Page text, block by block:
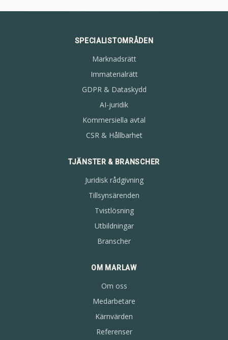
SPECIALISTOMRÅDEN
Marknadsrätt
Immaterialrätt
GDPR & Dataskydd
AI-juridik
Kommersiella avtal
CSR & Hållbarhet
TJÄNSTER & BRANSCHER
Juridisk rådgivning
Tillsynsärenden
Tvistlösning
Utbildningar
Branscher
OM MARLAW
Om oss
Medarbetare
Kärnvärden
Referenser